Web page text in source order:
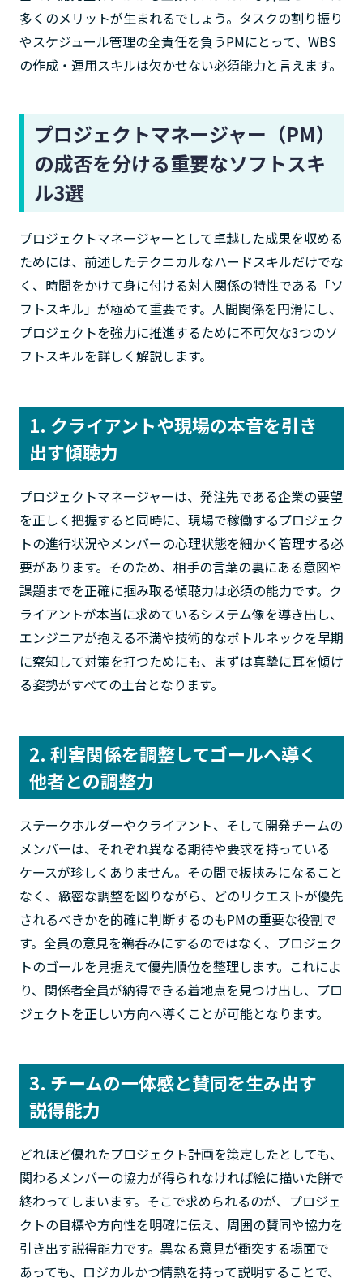
多くのメリットが生まれるでしょう。タスクの割り振り
やスケジュール管理の全責任を負うPMにとって、WBS
の作成・運用スキルは欠かせない必須能力と言えます。
プロジェクトマネージャー（PM）
の成否を分ける重要なソフトスキ
ル3選
プロジェクトマネージャーとして卓越した成果を収める
ためには、前述したテクニカルなハードスキルだけでな
く、時間をかけて身に付ける対人関係の特性である「ソ
フトスキル」が極めて重要です。人間関係を円滑にし、
プロジェクトを強力に推進するために不可欠な3つのソ
フトスキルを詳しく解説します。
1. クライアントや現場の本音を引き
出す傾聴力
プロジェクトマネージャーは、発注先である企業の要望
を正しく把握すると同時に、現場で稼働するプロジェク
トの進行状況やメンバーの心理状態を細かく管理する必
要があります。そのため、相手の言葉の裏にある意図や
課題までを正確に掴み取る傾聴力は必須の能力です。ク
ライアントが本当に求めているシステム像を導き出し、
エンジニアが抱える不満や技術的なボトルネックを早期
に察知して対策を打つためにも、まずは真摯に耳を傾け
る姿勢がすべての土台となります。
2. 利害関係を調整してゴールへ導く
他者との調整力
ステークホルダーやクライアント、そして開発チームの
メンバーは、それぞれ異なる期待や要求を持っている
ケースが珍しくありません。その間で板挟みになること
なく、緻密な調整を図りながら、どのリクエストが優先
されるべきかを的確に判断するのもPMの重要な役割で
す。全員の意見を鵜呑みにするのではなく、プロジェク
トのゴールを見据えて優先順位を整理します。これによ
り、関係者全員が納得できる着地点を見つけ出し、プロ
ジェクトを正しい方向へ導くことが可能となります。
3. チームの一体感と賛同を生み出す
説得能力
どれほど優れたプロジェクト計画を策定したとしても、
関わるメンバーの協力が得られなければ絵に描いた餅で
終わってしまいます。そこで求められるのが、プロジェ
クトの目標や方向性を明確に伝え、周囲の賛同や協力を
引き出す説得能力です。異なる意見が衝突する場面で
あっても、ロジカルかつ情熱を持って説明することで、